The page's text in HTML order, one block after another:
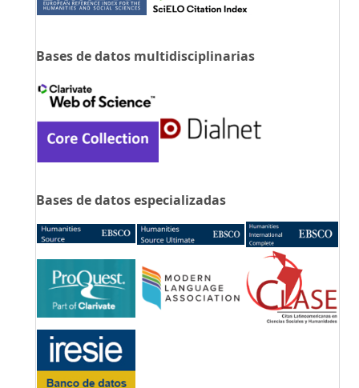
Bases de datos multidisciplinarias
Bases de datos especializadas